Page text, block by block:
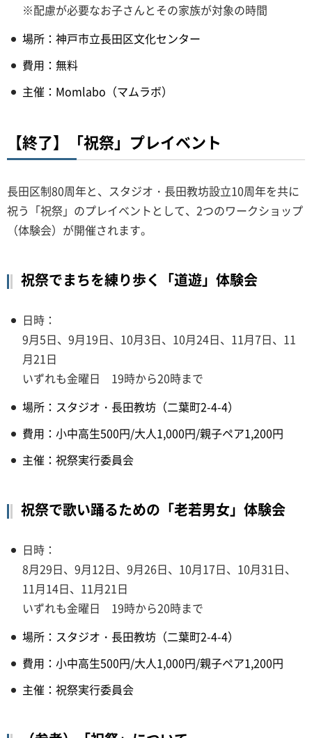
※配慮が必要なお子さんとその家族が対象の時間
場所：神戸市立長田区文化センター
費用：無料
主催：Momlabo（マムラボ）
【終了】「祝祭」プレイベント
長田区制80周年と、スタジオ・長田教坊設立10周年を共に
祝う「祝祭」のプレイベントとして、2つのワークショップ
（体験会）が開催されます。
祝祭でまちを練り歩く「道遊」体験会
日時：
9月5日、9月19日、10月3日、10月24日、11月7日、11
月21日
いずれも金曜日 19時から20時まで
場所：スタジオ・長田教坊（二葉町2-4-4）
費用：小中高生500円/大人1,000円/親子ペア1,200円
主催：祝祭実行委員会
祝祭で歌い踊るための「老若男女」体験会
日時：
8月29日、9月12日、9月26日、10月17日、10月31日、
11月14日、11月21日
いずれも金曜日 19時から20時まで
場所：スタジオ・長田教坊（二葉町2-4-4）
費用：小中高生500円/大人1,000円/親子ペア1,200円
主催：祝祭実行委員会